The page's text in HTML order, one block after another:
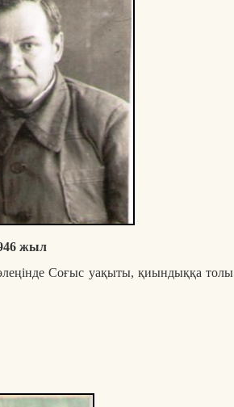
жыл
Соғыс уақыты, қиындыққа толы